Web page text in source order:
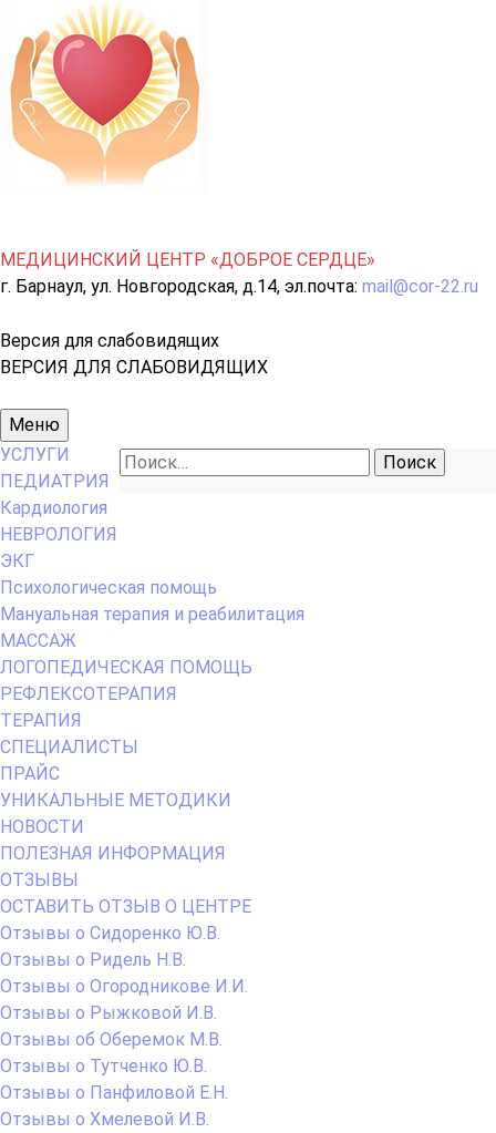
МЕДИЦИНСКИЙ ЦЕНТР «ДОБРОЕ СЕРДЦЕ»
г. Барнаул, ул. Новгородская, д.14, эл.почта: mail@cor-22.ru
Версия для слабовидящих
ВЕРСИЯ ДЛЯ СЛАБОВИДЯЩИХ
Основное
меню
Меню
Найти:
УСЛУГИ
ПЕДИАТРИЯ
Кардиология
НЕВРОЛОГИЯ
ЭКГ
Психологическая помощь
Мануальная терапия и реабилитация
МАССАЖ
ЛОГОПЕДИЧЕСКАЯ ПОМОЩЬ
РЕФЛЕКСОТЕРАПИЯ
ТЕРАПИЯ
СПЕЦИАЛИСТЫ
ПРАЙС
УНИКАЛЬНЫЕ МЕТОДИКИ
НОВОСТИ
ПОЛЕЗНАЯ ИНФОРМАЦИЯ
ОТЗЫВЫ
ОСТАВИТЬ ОТЗЫВ О ЦЕНТРЕ
Отзывы о Сидоренко Ю.В.
Отзывы о Ридель Н.В.
Отзывы о Огородникове И.И.
Отзывы о Рыжковой И.В.
Отзывы об Оберемок М.В.
Отзывы о Тутченко Ю.В.
Отзывы о Панфиловой Е.Н.
Отзывы о Хмелевой И.В.